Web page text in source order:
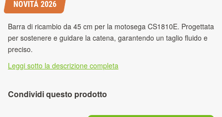
NOVITÁ 2026
Barra di ricambio da 45 cm per la motosega CS1810E. Progettata
per sostenere e guidare la catena, garantendo un taglio fluido e
preciso.
Leggi sotto la descrizione completa
Condividi questo prodotto